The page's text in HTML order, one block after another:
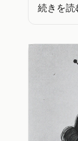
続きを読